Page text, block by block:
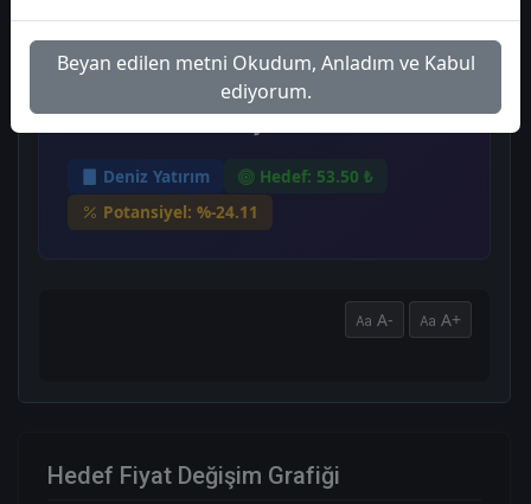
SINAİ VE FİNANSAL
YATIRIMLAR SANAYİ VE
TİCARET A.Ş.
Deniz Yatırım
Hedef: 53.50 ₺
Potansiyel: %-24.11
A- A+
Hedef Fiyat Değişim Grafiği
Beyan edilen metni Okudum, Anladım ve Kabul
ediyorum.